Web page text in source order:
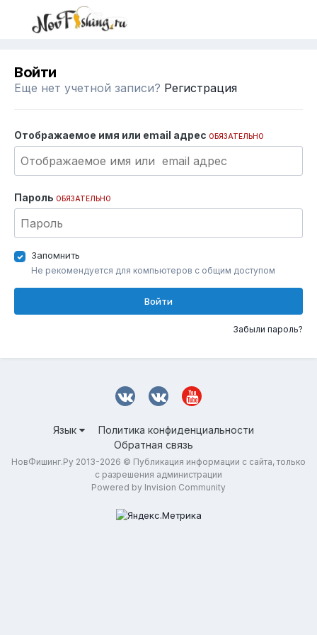
Войти
Еще нет учетной записи? Регистрация
Отображаемое имя или email адрес ОБЯЗАТЕЛЬНО
Пароль ОБЯЗАТЕЛЬНО
Запомнить
Не рекомендуется для компьютеров с общим доступом
Войти
Забыли пароль?
Язык
Политика конфиденциальности
Обратная связь
НовФишинг.Ру 2013-2026 © Публикация информации с сайта, только
с разрешения администрации
Powered by Invision Community